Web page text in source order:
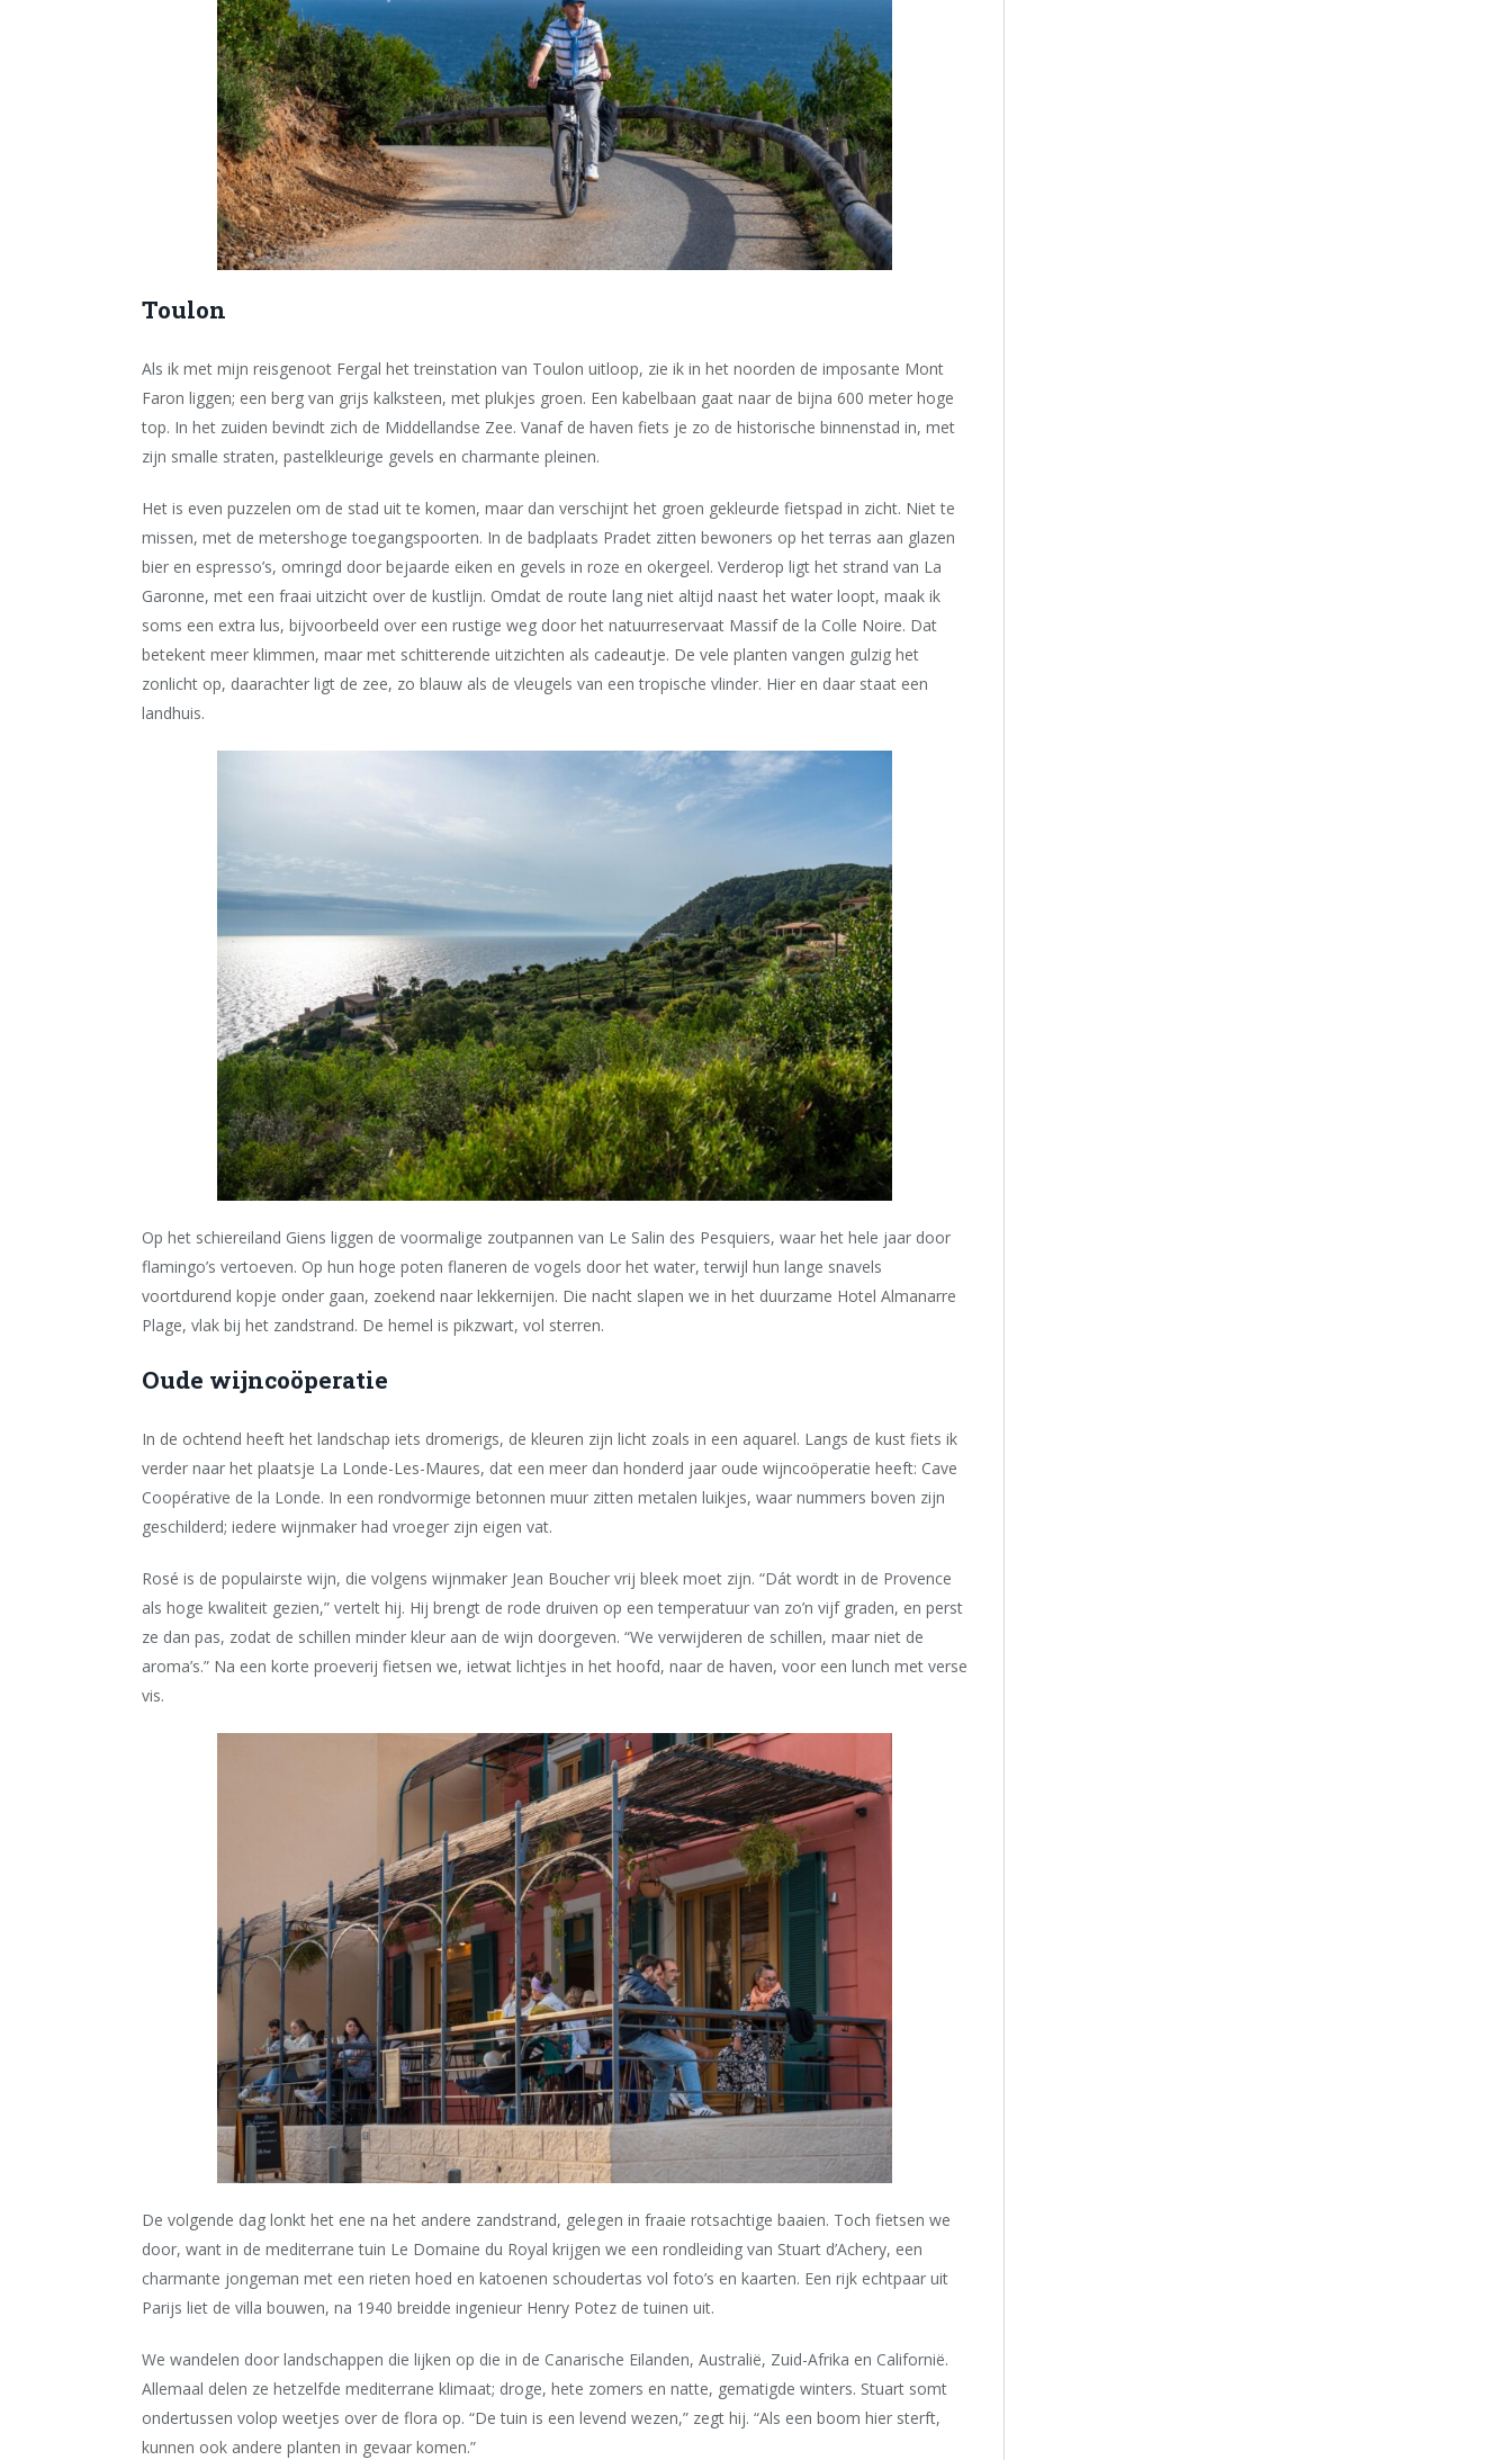
Toulon
Als ik met mijn reisgenoot Fergal het treinstation van Toulon uitloop, zie ik in het noorden de imposante Mont
Faron liggen; een berg van grijs kalksteen, met plukjes groen. Een kabelbaan gaat naar de bijna 600 meter hoge
top. In het zuiden bevindt zich de Middellandse Zee. Vanaf de haven fiets je zo de historische binnenstad in, met
zijn smalle straten, pastelkleurige gevels en charmante pleinen.
Het is even puzzelen om de stad uit te komen, maar dan verschijnt het groen gekleurde fietspad in zicht. Niet te
missen, met de metershoge toegangspoorten. In de badplaats Pradet zitten bewoners op het terras aan glazen
bier en espresso’s, omringd door bejaarde eiken en gevels in roze en okergeel. Verderop ligt het strand van La
Garonne, met een fraai uitzicht over de kustlijn. Omdat de route lang niet altijd naast het water loopt, maak ik
soms een extra lus, bijvoorbeeld over een rustige weg door het natuurreservaat Massif de la Colle Noire. Dat
betekent meer klimmen, maar met schitterende uitzichten als cadeautje. De vele planten vangen gulzig het
zonlicht op, daarachter ligt de zee, zo blauw als de vleugels van een tropische vlinder. Hier en daar staat een
landhuis.
Op het schiereiland Giens liggen de voormalige zoutpannen van Le Salin des Pesquiers, waar het hele jaar door
flamingo’s vertoeven. Op hun hoge poten flaneren de vogels door het water, terwijl hun lange snavels
voortdurend kopje onder gaan, zoekend naar lekkernijen. Die nacht slapen we in het duurzame Hotel Almanarre
Plage, vlak bij het zandstrand. De hemel is pikzwart, vol sterren.
Oude wijncoöperatie
In de ochtend heeft het landschap iets dromerigs, de kleuren zijn licht zoals in een aquarel. Langs de kust fiets ik
verder naar het plaatsje La Londe-Les-Maures, dat een meer dan honderd jaar oude wijncoöperatie heeft: Cave
Coopérative de la Londe. In een rondvormige betonnen muur zitten metalen luikjes, waar nummers boven zijn
geschilderd; iedere wijnmaker had vroeger zijn eigen vat.
Rosé is de populairste wijn, die volgens wijnmaker Jean Boucher vrij bleek moet zijn. “Dát wordt in de Provence
als hoge kwaliteit gezien,” vertelt hij. Hij brengt de rode druiven op een temperatuur van zo’n vijf graden, en perst
ze dan pas, zodat de schillen minder kleur aan de wijn doorgeven. “We verwijderen de schillen, maar niet de
aroma’s.” Na een korte proeverij fietsen we, ietwat lichtjes in het hoofd, naar de haven, voor een lunch met verse
vis.
De volgende dag lonkt het ene na het andere zandstrand, gelegen in fraaie rotsachtige baaien. Toch fietsen we
door, want in de mediterrane tuin Le Domaine du Royal krijgen we een rondleiding van Stuart d’Achery, een
charmante jongeman met een rieten hoed en katoenen schoudertas vol foto’s en kaarten. Een rijk echtpaar uit
Parijs liet de villa bouwen, na 1940 breidde ingenieur Henry Potez de tuinen uit.
We wandelen door landschappen die lijken op die in de Canarische Eilanden, Australië, Zuid-Afrika en Californië.
Allemaal delen ze hetzelfde mediterrane klimaat; droge, hete zomers en natte, gematigde winters. Stuart somt
ondertussen volop weetjes over de flora op. “De tuin is een levend wezen,” zegt hij. “Als een boom hier sterft,
kunnen ook andere planten in gevaar komen.”